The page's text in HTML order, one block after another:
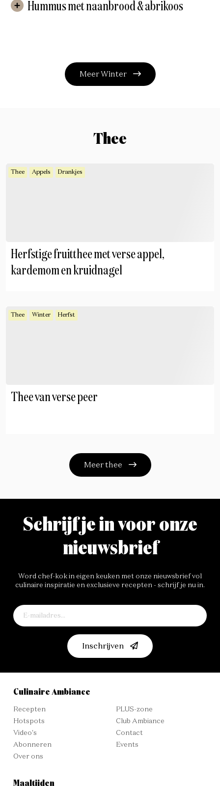
Hummus met naanbrood & abrikoos
Meer Winter
Thee
Thee Appels Drankjes
Herfstige fruitthee met verse appel,
kardemom en kruidnagel
Thee Winter Herfst
Thee van verse peer
Meer thee
Schrijf je in voor onze
nieuwsbrief
Word chef-kok in eigen keuken met onze nieuwsbrief vol
culinaire inspiratie en exclusieve recepten - schrijf je nu in.
Inschrijven
Culinaire Ambiance
Recepten
Hotspots
Video's
Abonneren
Over ons
PLUS-zone
Club Ambiance
Contact
Events
Maaltijden